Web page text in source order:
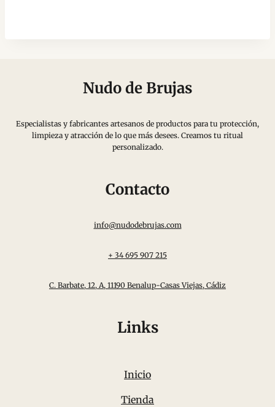
Nudo de Brujas
Especialistas y fabricantes artesanos de productos para tu protección,
limpieza y atracción de lo que más desees. Creamos tu ritual
personalizado.
Contacto
info@nudodebrujas.com
+ 34 695 907 215
C. Barbate, 12, A, 11190 Benalup-Casas Viejas, Cádiz
Links
Inicio
Tienda